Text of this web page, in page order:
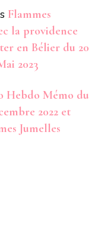
Flammes
la providence
en Bélier du 20
2023
Hebdo Mémo du
2022 et
Jumelles